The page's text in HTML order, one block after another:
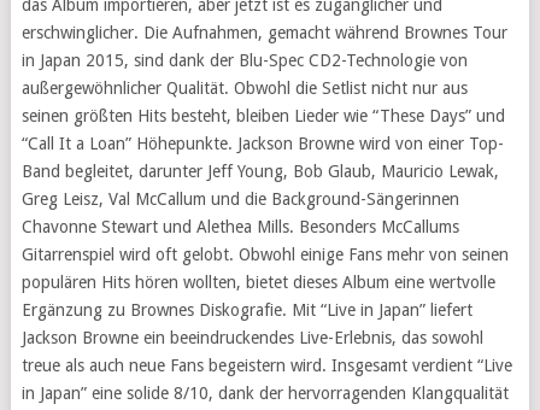
das Album importieren, aber jetzt ist es zugänglicher und
erschwinglicher. Die Aufnahmen, gemacht während Brownes Tour
in Japan 2015, sind dank der Blu-Spec CD2-Technologie von
außergewöhnlicher Qualität. Obwohl die Setlist nicht nur aus
seinen größten Hits besteht, bleiben Lieder wie “These Days” und
“Call It a Loan” Höhepunkte. Jackson Browne wird von einer Top-
Band begleitet, darunter Jeff Young, Bob Glaub, Mauricio Lewak,
Greg Leisz, Val McCallum und die Background-Sängerinnen
Chavonne Stewart und Alethea Mills. Besonders McCallums
Gitarrenspiel wird oft gelobt. Obwohl einige Fans mehr von seinen
populären Hits hören wollten, bietet dieses Album eine wertvolle
Ergänzung zu Brownes Diskografie. Mit “Live in Japan” liefert
Jackson Browne ein beeindruckendes Live-Erlebnis, das sowohl
treue als auch neue Fans begeistern wird. Insgesamt verdient “Live
in Japan” eine solide 8/10, dank der hervorragenden Klangqualität